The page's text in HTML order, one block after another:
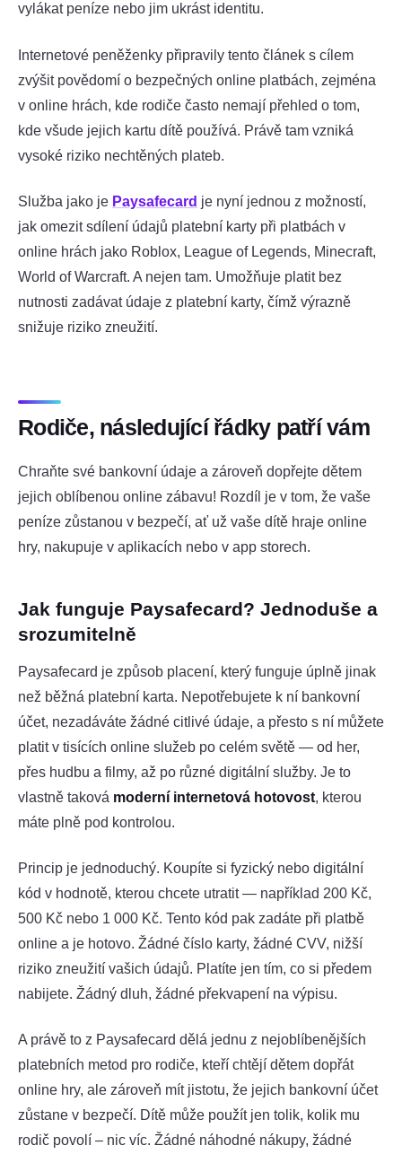
vylákat peníze nebo jim ukrást identitu.
Internetové peněženky připravily tento článek s cílem
zvýšit povědomí o bezpečných online platbách, zejména
v online hrách, kde rodiče často nemají přehled o tom,
kde všude jejich kartu dítě používá. Právě tam vzniká
vysoké riziko nechtěných plateb.
Služba jako je Paysafecard je nyní jednou z možností,
jak omezit sdílení údajů platební karty při platbách v
online hrách jako Roblox, League of Legends, Minecraft,
World of Warcraft. A nejen tam. Umožňuje platit bez
nutnosti zadávat údaje z platební karty, čímž výrazně
snižuje riziko zneužití.
Rodiče, následující řádky patří vám
Chraňte své bankovní údaje a zároveň dopřejte dětem
jejich oblíbenou online zábavu! Rozdíl je v tom, že vaše
peníze zůstanou v bezpečí, ať už vaše dítě hraje online
hry, nakupuje v aplikacích nebo v app storech.
Jak funguje Paysafecard? Jednoduše a
srozumitelně
Paysafecard je způsob placení, který funguje úplně jinak
než běžná platební karta. Nepotřebujete k ní bankovní
účet, nezadáváte žádné citlivé údaje, a přesto s ní můžete
platit v tisících online služeb po celém světě — od her,
přes hudbu a filmy, až po různé digitální služby. Je to
vlastně taková moderní internetová hotovost, kterou
máte plně pod kontrolou.
Princip je jednoduchý. Koupíte si fyzický nebo digitální
kód v hodnotě, kterou chcete utratit — například 200 Kč,
500 Kč nebo 1 000 Kč. Tento kód pak zadáte při platbě
online a je hotovo. Žádné číslo karty, žádné CVV, nižší
riziko zneužití vašich údajů. Platíte jen tím, co si předem
nabijete. Žádný dluh, žádné překvapení na výpisu.
A právě to z Paysafecard dělá jednu z nejoblíbenějších
platebních metod pro rodiče, kteří chtějí dětem dopřát
online hry, ale zároveň mít jistotu, že jejich bankovní účet
zůstane v bezpečí. Dítě může použít jen tolik, kolik mu
rodič povolí – nic víc. Žádné náhodné nákupy, žádné